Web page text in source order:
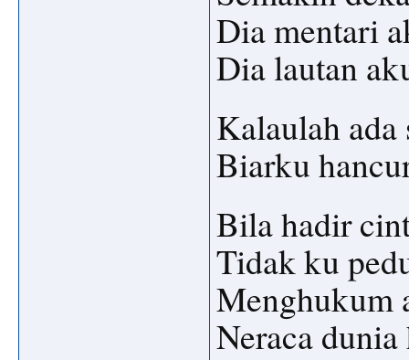
Dia mentari
Dia lautan
Kalaulah
Biarku
Bila hadir
Tidak ku
Menghukum
Neraca